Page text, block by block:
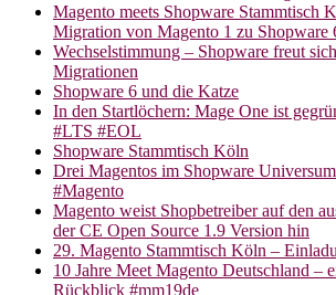
Magento meets Shopware Stammtisch
Migration von Magento 1 zu Shopware
Wechselstimmung – Shopware freut
Migrationen
Shopware 6 und die Katze
In den Startlöchern: Mage One ist
#LTS #EOL
Shopware Stammtisch Köln
Drei Magentos im Shopware
#Magento
Magento weist Shopbetreiber auf den
der CE Open Source 1.9 Version hin
29. Magento Stammtisch Köln –
10 Jahre Meet Magento Deutschland –
Rückblick #mm19de